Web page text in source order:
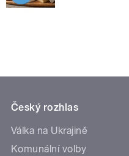
Český rozhlas
Válka na Ukrajině
Komunální volby